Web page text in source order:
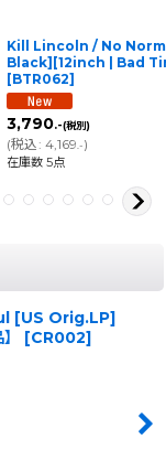
Kill Lincoln / No
Black][12inch | Bad
[BTR062]
3,790.-(税別)
(税込: 4,169 .-)
在庫数 5点
[US Orig.LP]
[CR002]